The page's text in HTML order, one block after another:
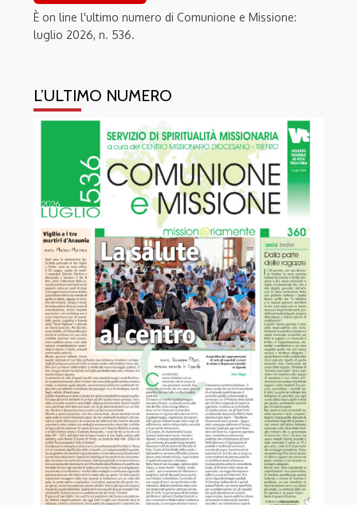
È on line l'ultimo numero di Comunione e Missione:
luglio 2026, n. 536.
L’ULTIMO NUMERO